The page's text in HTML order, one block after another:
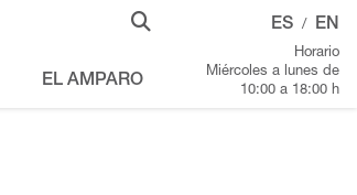
EL AMPARO
ES / EN
Horario
Miércoles a lunes de
10:00 a 18:00 h